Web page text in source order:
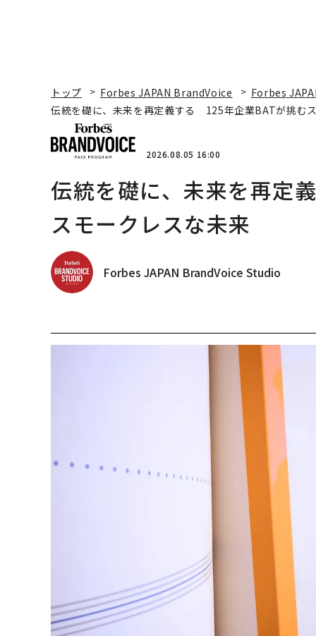
トップ Forbes JAPAN BrandVoice
Forbes
伝統を礎に、未来を再定義する 125年企業BATが挑む
2026.08.05 16:00
伝統を礎に、未来を再定
スモークレスな未来
Forbes JAPAN BrandVoice Studio